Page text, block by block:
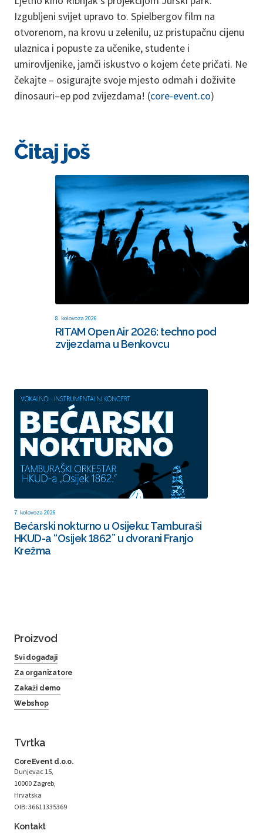
Izgubljeni svijet upravo to. Spielbergov film na
otvorenom, na krovu u zelenilu, uz pristupačnu cijenu
ulaznica i popuste za učenike, studente i
umirovljenike, jamči iskustvo o kojem ćete pričati. Ne
čekajte – osigurajte svoje mjesto odmah i doživite
dinosauri–ep pod zvijezdama! (core-event.co)
Čitaj još
8. kolovoza 2026
RITAM Open Air 2026: techno pod
zvijezdama u Benkovcu
7. kolovoza 2026
Bećarski nokturno u Osijeku: Tamburaši
HKUD-a “Osijek 1862” u dvorani Franjo
Krežma
Proizvod
Svi događaji
Za organizatore
Zakaži demo
Webshop
Tvrtka
CoreEvent d.o.o.
Dunjevac 15,
10000 Zagreb,
Hrvatska
OIB: 36611335369
Kontakt